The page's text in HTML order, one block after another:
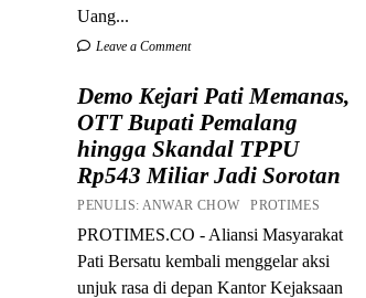
Uang...
Leave a Comment
Demo Kejari Pati Memanas,
OTT Bupati Pemalang
hingga Skandal TPPU
Rp543 Miliar Jadi Sorotan
PENULIS: ANWAR CHOW PROTIMES
PROTIMES.CO - Aliansi Masyarakat
Pati Bersatu kembali menggelar aksi
unjuk rasa di depan Kantor Kejaksaan